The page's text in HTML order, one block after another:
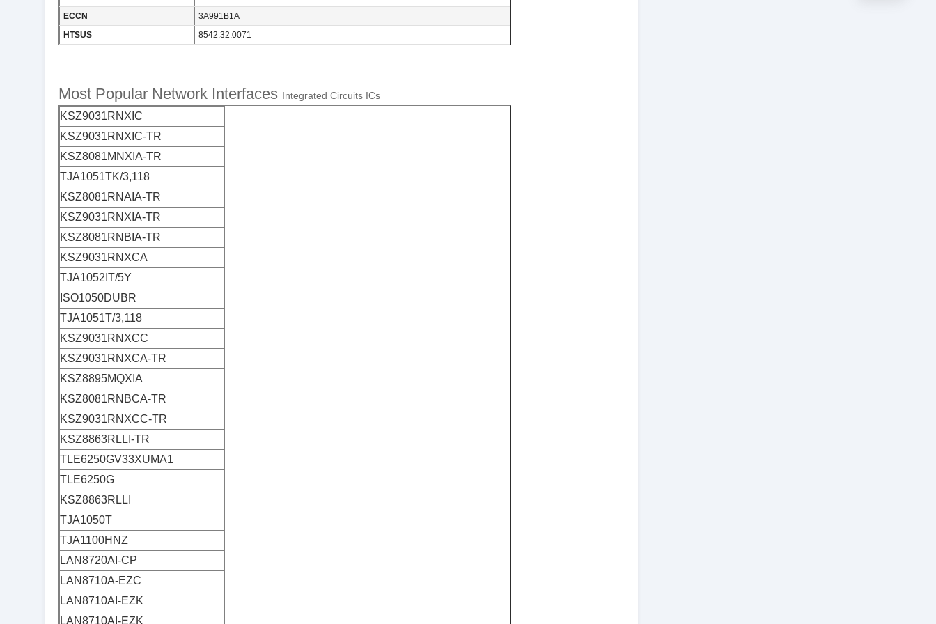
ECCN
3A991B1A
HTSUS
8542.32.0071
Most Popular Network Interfaces Integrated Circuits ICs
KSZ9031RNXIC
KSZ9031RNXIC-TR
KSZ8081MNXIA-TR
TJA1051TK/3,118
KSZ8081RNAIA-TR
KSZ9031RNXIA-TR
KSZ8081RNBIA-TR
KSZ9031RNXCA
TJA1052IT/5Y
ISO1050DUBR
TJA1051T/3,118
KSZ9031RNXCC
KSZ9031RNXCA-TR
KSZ8895MQXIA
KSZ8081RNBCA-TR
KSZ9031RNXCC-TR
KSZ8863RLLI-TR
TLE6250GV33XUMA1
TLE6250G
KSZ8863RLLI
TJA1050T
TJA1100HNZ
LAN8720AI-CP
LAN8710A-EZC
LAN8710AI-EZK
LAN8710AI-EZK